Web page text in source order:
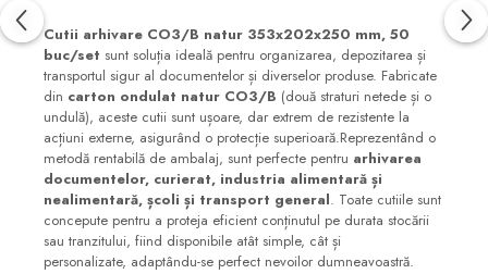
Cutii arhivare CO3/B natur 353x202x250 mm, 50
buc/set sunt soluția ideală pentru organizarea, depozitarea și
transportul sigur al documentelor și diverselor produse. Fabricate
din carton ondulat natur CO3/B (două straturi netede și o
undulă), aceste cutii sunt ușoare, dar extrem de rezistente la
acțiuni externe, asigurând o protecție superioară.Reprezentând o
metodă rentabilă de ambalaj, sunt perfecte pentru arhivarea
documentelor, curierat, industria alimentară și
nealimentară, școli și transport general. Toate cutiile sunt
concepute pentru a proteja eficient conținutul pe durata stocării
sau tranzitului, fiind disponibile atât simple, cât și
personalizate, adaptându-se perfect nevoilor dumneavoastră.